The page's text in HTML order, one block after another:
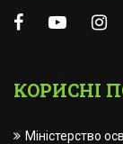
КОРИСНІ
Міністерство